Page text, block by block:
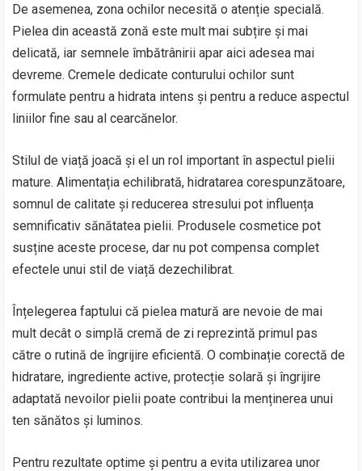
De asemenea, zona ochilor necesită o atenție specială.
Pielea din această zonă este mult mai subțire și mai
delicată, iar semnele îmbătrânirii apar aici adesea mai
devreme. Cremele dedicate conturului ochilor sunt
formulate pentru a hidrata intens și pentru a reduce aspectul
liniilor fine sau al cearcănelor.
Stilul de viață joacă și el un rol important în aspectul pielii
mature. Alimentația echilibrată, hidratarea corespunzătoare,
somnul de calitate și reducerea stresului pot influența
semnificativ sănătatea pielii. Produsele cosmetice pot
susține aceste procese, dar nu pot compensa complet
efectele unui stil de viață dezechilibrat.
Înțelegerea faptului că pielea matură are nevoie de mai
mult decât o simplă cremă de zi reprezintă primul pas
către o rutină de îngrijire eficientă. O combinație corectă de
hidratare, ingrediente active, protecție solară și îngrijire
adaptată nevoilor pielii poate contribui la menținerea unui
ten sănătos și luminos.
Pentru rezultate optime și pentru a evita utilizarea unor